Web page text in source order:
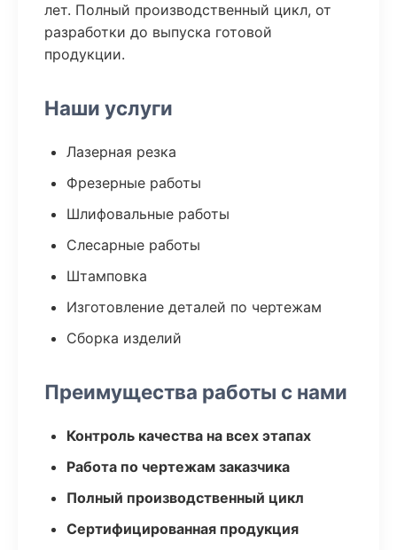
лет. Полный производственный цикл, от
разработки до выпуска готовой
продукции.
Наши услуги
Лазерная резка
Фрезерные работы
Шлифовальные работы
Слесарные работы
Штамповка
Изготовление деталей по чертежам
Сборка изделий
Преимущества работы с нами
Контроль качества на всех этапах
Работа по чертежам заказчика
Полный производственный цикл
Сертифицированная продукция